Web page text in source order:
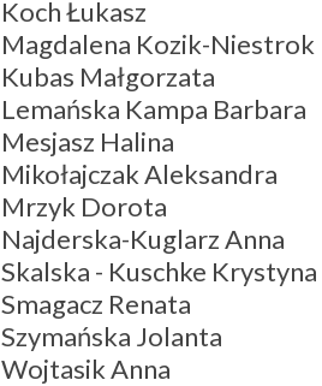
Koch Łukasz
Magdalena Kozik-Niestrok
Kubas Małgorzata
Lemańska Kampa Barbara
Mesjasz Halina
Mikołajczak Aleksandra
Mrzyk Dorota
Najderska-Kuglarz Anna
Skalska - Kuschke Krystyna
Smagacz Renata
Szymańska Jolanta
Wojtasik Anna